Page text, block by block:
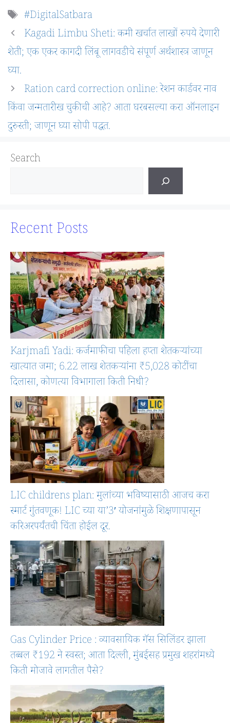
Tags
#DigitalSatbara
Kagadi Limbu Sheti: कमी खर्चात लाखों रुपये देणारी
शेती; एक एकर कागदी लिंबू लागवडीचे संपूर्ण अर्थशास्त्र जाणून
घ्या.
Ration card correction online: रेशन कार्डवर नाव
किंवा जन्मतारीख चुकीची आहे? आता घरबसल्या करा ऑनलाइन
दुरुस्ती; जाणून घ्या सोपी पद्धत.
Search
Recent Posts
Karjmafi Yadi: कर्जमाफीचा पहिला हप्ता शेतकऱ्यांच्या
खात्यात जमा; 6.22 लाख शेतकऱ्यांना ₹5,028 कोटींचा
दिलासा, कोणत्या विभागाला किती निधी?
LIC childrens plan: मुलांच्या भविष्यासाठी आजच करा
स्मार्ट गुंतवणूक! LIC च्या या’3′ योजनांमुळे शिक्षणापासून
करिअरपर्यंतची चिंता होईल दूर.
Gas Cylinder Price : व्यावसायिक गॅस सिलिंडर झाला
तब्बल ₹192 ने स्वस्त; आता दिल्ली, मुंबईसह प्रमुख शहरांमध्ये
किती मोजावे लागतील पैसे?